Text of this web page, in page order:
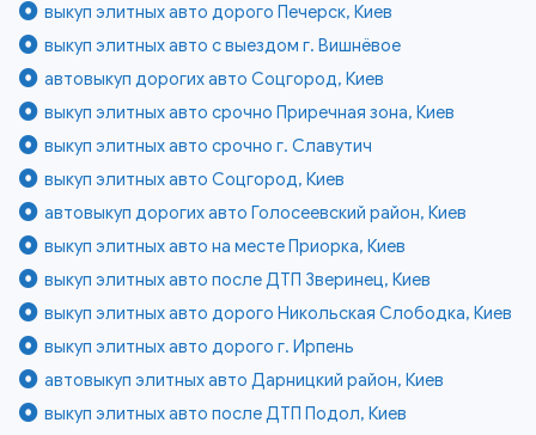
выкуп элитных авто дорого Печерск, Киев
выкуп элитных авто с выездом г. Вишнёвое
автовыкуп дорогих авто Соцгород, Киев
выкуп элитных авто срочно Приречная зона, Киев
выкуп элитных авто срочно г. Славутич
выкуп элитных авто Соцгород, Киев
автовыкуп дорогих авто Голосеевский район, Киев
выкуп элитных авто на месте Приорка, Киев
выкуп элитных авто после ДТП Зверинец, Киев
выкуп элитных авто дорого Никольская Слободка, Киев
выкуп элитных авто дорого г. Ирпень
автовыкуп элитных авто Дарницкий район, Киев
выкуп элитных авто после ДТП Подол, Киев